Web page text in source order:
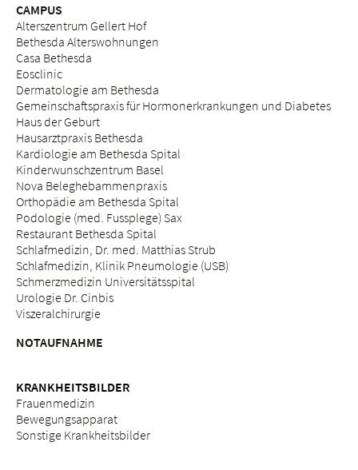
CAMPUS
Alterszentrum Gellert Hof
Bethesda Alterswohnungen
Casa Bethesda
Eosclinic
Dermatologie am Bethesda
Gemeinschaftspraxis für Hormonerkrankungen und Diabetes
Haus der Geburt
Hausarztpraxis Bethesda
Kardiologie am Bethesda Spital
Kinderwunschzentrum Basel
Nova Beleghebammenpraxis
Orthopädie am Bethesda Spital
Podologie (med. Fussplege) Sax
Restaurant Bethesda Spital
Schlafmedizin, Dr. med. Matthias Strub
Schlafmedizin, Klinik Pneumologie (USB)
Schmerzmedizin Universitätsspital
Urologie Dr. Cinbis
Viszeralchirurgie
NOTAUFNAHME
KRANKHEITSBILDER
Frauenmedizin
Bewegungsapparat
Sonstige Krankheitsbilder